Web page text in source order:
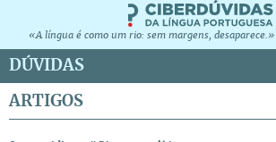
«A língua é como um rio: sem margens, desaparece.»
DÚVIDAS
ARTIGOS